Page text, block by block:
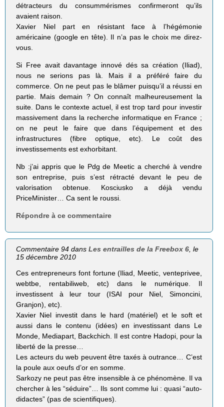
détracteurs du consummérismes confirmeront qu’ils
avaient raison.
Xavier Niel part en résistant face à l’hégémonie
américaine (google en tête). Il n’a pas le choix me direz-
vous.
Si Free avait davantage innové dés sa création (Iliad),
nous ne serions pas là. Mais il a préféré faire du
commerce. On ne peut pas le blâmer puisqu’il a réussi en
partie. Mais demain ? On connaît malheureusement la
suite. Dans le contexte actuel, il est trop tard pour investir
massivement dans la recherche informatique en France ;
on ne peut le faire que dans l’équipement et des
infrastructures (fibre optique, etc). Le coût des
investissements est exhorbitant.
Nb :j’ai appris que le Pdg de Meetic a cherché à vendre
son entreprise, puis s’est rétracté devant le peu de
valorisation obtenue. Kosciusko a déjà vendu
PriceMinister… Ca sent le roussi.
Répondre à ce commentaire
Commentaire 94 dansLes entrailles de la Freebox 6 , le
15 décembre 2010
Ces entrepreneurs font fortune (Iliad, Meetic, venteprivee,
webtbe, rentabiliweb, etc) dans le numérique. Il
investissent à leur tour (ISAI pour Niel, Simoncini,
Granjon), etc).
Xavier Niel investit dans le hard (matériel) et le soft et
aussi dans le contenu (idées) en investissant dans Le
Monde, Mediapart, Backchich. Il est contre Hadopi, pour la
liberté de la presse…
Les acteurs du web peuvent être taxés à outrance… C’est
la poule aux oeufs d’or en somme.
Sarkozy ne peut pas être insensible à ce phénomène. Il va
chercher à les “séduire”… Ils sont comme lui : quasi “auto-
didactes” (pas de scientifiques).